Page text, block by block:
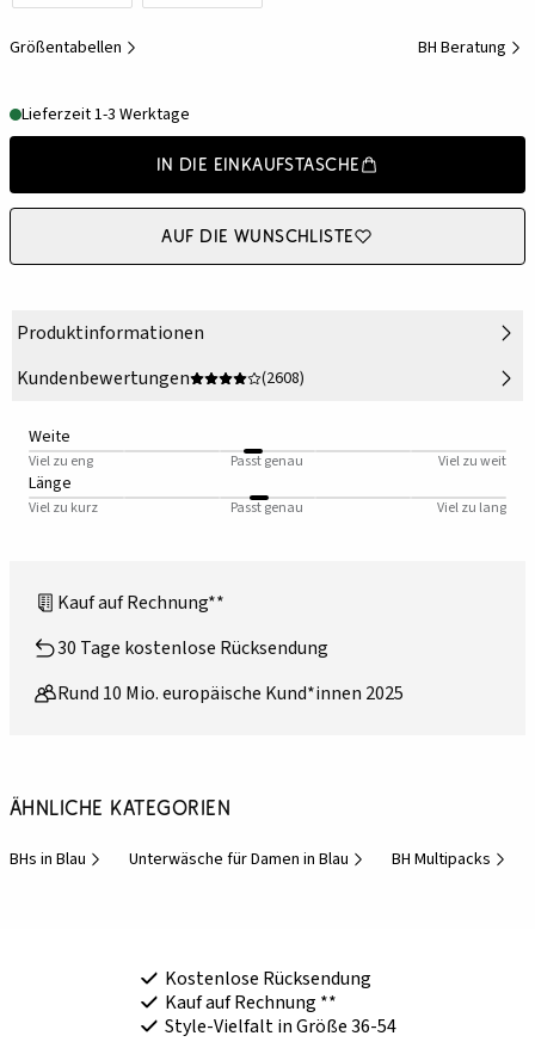
Größentabellen BH Beratung
Lieferzeit 1-3 Werktage
In die Einkaufstasche
Auf die Wunschliste
Produktinformationen
Kundenbewertungen
(2608)
Weite
Viel zu eng Passt genau Viel zu weit
Länge
Viel zu kurz Passt genau Viel zu lang
Kauf auf Rechnung**
30 Tage kostenlose Rücksendung
Rund 10 Mio. europäische Kund*innen 2025
Ähnliche Kategorien
BHs in Blau Unterwäsche für Damen in Blau BH Multipacks
Kostenlose Rücksendung
Kauf auf Rechnung **
Style-Vielfalt in Größe 36-54